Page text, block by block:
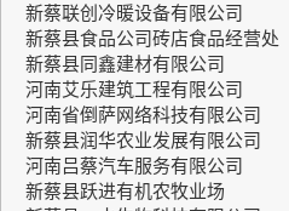
新蔡联创冷暖设备有限公司
新蔡县食品公司砖店食品经营处
新蔡县同鑫建材有限公司
河南艾乐建筑工程有限公司
河南省倒萨网络科技有限公司
新蔡县润华农业发展有限公司
河南吕蔡汽车服务有限公司
新蔡县跃进有机农牧业场